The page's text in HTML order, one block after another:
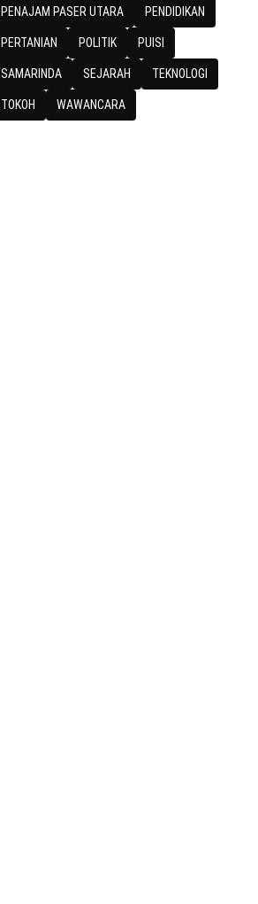
PENAJAM PASER UTARA PENDIDIKAN
PERTANIAN POLITIK PUISI
SAMARINDA SEJARAH TEKNOLOGI
TOKOH WAWANCARA